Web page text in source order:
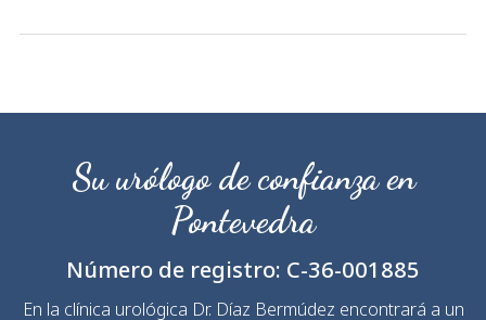
Su urólogo de confianza en
Pontevedra
Número de registro: C-36-001885
En la clínica urológica Dr. Díaz Bermúdez encontrará a un